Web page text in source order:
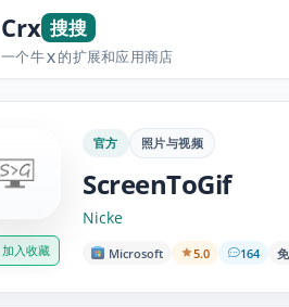
Crx 搜搜
一个牛X的扩展和应用商店
加入收藏
官方 照片与视频
ScreenToGif
Nicke
Microsoft 5.0 164